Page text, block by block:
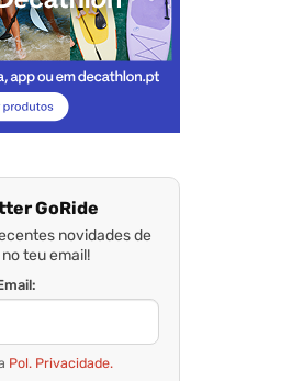
GoRide
novidades de
teu email!
Pol. Privacidade.